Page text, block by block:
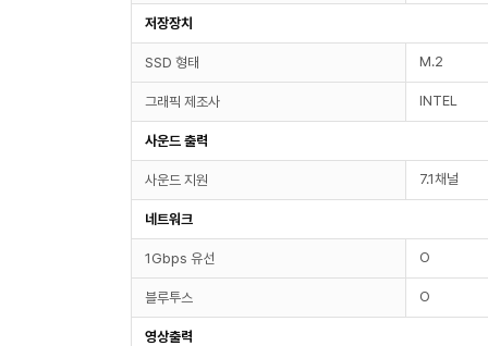
저장장치
SSD 형태 M.2
그래픽 제조사 INTEL
사운드 출력
사운드 지원 7.1채널
네트워크
1Gbps 유선 O
블루투스 O
영상출력